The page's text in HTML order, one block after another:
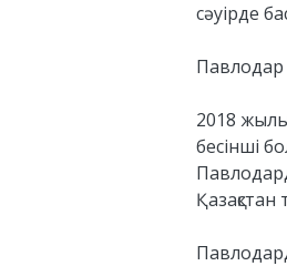
сәуірде
Павлодар
2018
бесінші